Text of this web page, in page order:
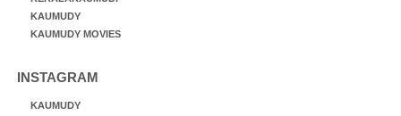
KAUMUDY
KAUMUDY MOVIES
INSTAGRAM
KAUMUDY